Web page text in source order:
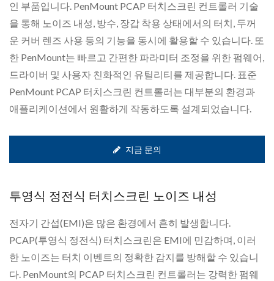
인 부품입니다. PenMount PCAP 터치스크린 컨트롤러 기술
을 통해 노이즈 내성, 방수, 장갑 착용 상태에서의 터치, 두꺼
운 커버 렌즈 사용 등의 기능을 동시에 활용할 수 있습니다. 또
한 PenMount는 빠르고 간편한 파라미터 조정을 위한 펌웨어,
드라이버 및 사용자 친화적인 유틸리티를 제공합니다. 표준
PenMount PCAP 터치스크린 컨트롤러는 대부분의 환경과
애플리케이션에서 원활하게 작동하도록 설계되었습니다.
지금 문의
투영식 정전식 터치스크린 노이즈 내성
전자기 간섭(EMI)은 많은 환경에서 흔히 발생합니다.
PCAP(투영식 정전식) 터치스크린은 EMI에 민감하며, 이러
한 노이즈는 터치 이벤트의 정확한 감지를 방해할 수 있습니
다. PenMount의 PCAP 터치스크린 컨트롤러는 강력한 펌웨